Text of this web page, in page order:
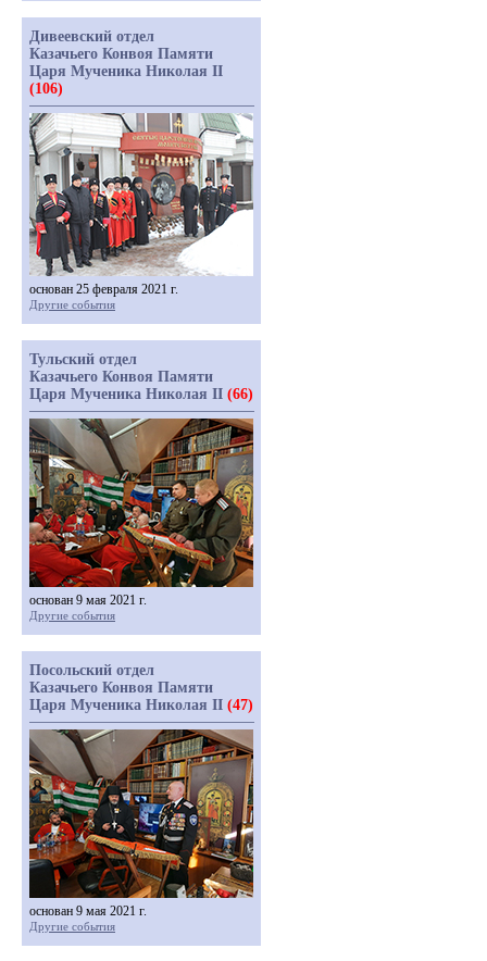
Дивеевский отдел
Казачьего Конвоя Памяти
Царя Мученика Николая II
(106)
основан 25 февраля 2021 г.
Другие события
Тульский отдел
Казачьего Конвоя Памяти
Царя Мученика Николая II (66)
основан 9 мая 2021 г.
Другие события
Посольский отдел
Казачьего Конвоя Памяти
Царя Мученика Николая II (47)
основан 9 мая 2021 г.
Другие события